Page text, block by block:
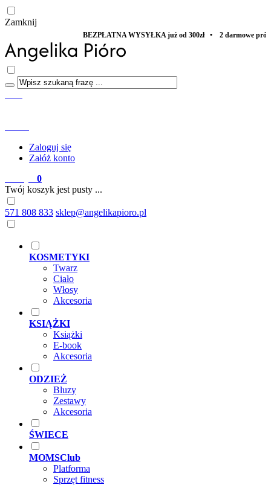
Zamknij
BEZPŁATNA WYSYŁKA już od 300zł • 2 darmowe próbki DO
Zaloguj się
Załóż konto
0
Twój koszyk jest pusty ...
571 808 833 sklep@angelikapioro.pl
KOSMETYKI
Twarz
Ciało
Włosy
Akcesoria
KSIĄŻKI
Książki
E-book
Akcesoria
ODZIEŻ
Bluzy
Zestawy
Akcesoria
ŚWIECE
MOMSClub
Platforma
Sprzęt fitness